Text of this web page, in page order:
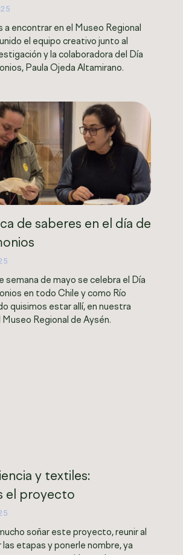
a encontrar en el Museo Regional
el equipo creativo junto al
y la colaboradora del Día
Paula Ojeda Altamirano.
de saberes en el día de
semana de mayo se celebra el Día
en todo Chile y como Río
quisimos estar allí, en nuestra
Museo Regional de Aysén.
y textiles:
el proyecto
soñar este proyecto, reunir al
las etapas y ponerle nombre, ya